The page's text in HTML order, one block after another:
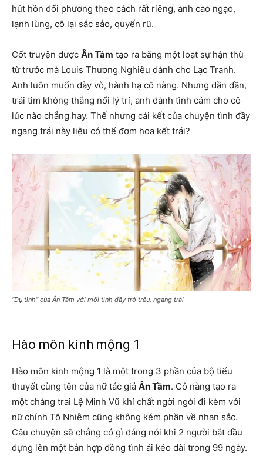
hút hồn đối phương theo cách rất riêng, anh cao ngạo,
lạnh lùng, cô lại sắc sảo, quyến rũ.
Cốt truyện được Ân Tầm tạo ra bằng một loạt sự hận thù
từ trước mà Louis Thương Nghiêu dành cho Lạc Tranh.
Anh luôn muốn dày vò, hành hạ cô nàng. Nhưng dần dần,
trái tim không thắng nổi lý trí, anh dành tình cảm cho cô
lúc nào chẳng hay. Thế nhưng cái kết của chuyện tình đầy
ngang trái này liệu có thể đơm hoa kết trái?
“Dụ tình” của Ân Tầm với mối tình đầy trớ trêu, ngang trái
Hào môn kinh mộng 1
Hào môn kinh mộng 1 là một trong 3 phần của bộ tiểu
thuyết cùng tên của nữ tác giả Ân Tầm. Cô nàng tạo ra
một chàng trai Lệ Minh Vũ khí chất ngời ngời đi kèm với
nữ chính Tô Nhiễm cũng không kém phần về nhan sắc.
Câu chuyện sẽ chẳng có gì đáng nói khi 2 người bắt đầu
dựng lên một bản hợp đồng tình ái kéo dài trong 99 ngày.